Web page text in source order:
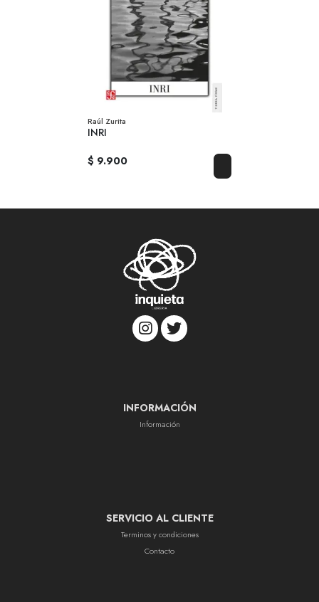
Raúl Zurita
INRI
$ 9.900
INFORMACIÓN
Información
SERVICIO AL CLIENTE
Terminos y condiciones
Contacto